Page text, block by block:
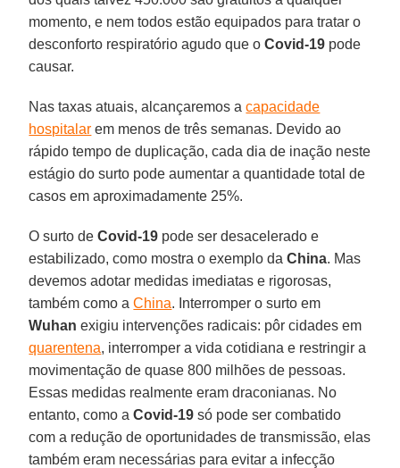
momento, e nem todos estão equipados para tratar o
desconforto respiratório agudo que oCovid-19 pode
causar.
Nas taxas atuais, alcançaremos acapacidade
hospitalar em menos de três semanas. Devido ao
rápido tempo de duplicação, cada dia de inação neste
estágio do surto pode aumentar a quantidade total de
casos em aproximadamente 25%.
O surto deCovid-19 pode ser desacelerado e
estabilizado, como mostra o exemplo daChina. Mas
devemos adotar medidas imediatas e rigorosas,
também como aChina. Interromper o surto em
Wuhan exigiu intervenções radicais: pôr cidades em
quarentena, interromper a vida cotidiana e restringir a
movimentação de quase 800 milhões de pessoas.
Essas medidas realmente eram draconianas. No
entanto, como aCovid-19 só pode ser combatido
com a redução de oportunidades de transmissão, elas
também eram necessárias para evitar a infecção